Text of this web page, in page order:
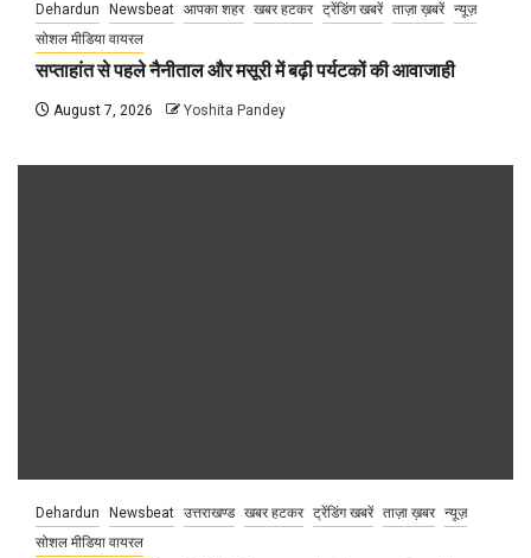
Dehardun Newsbeat आपका शहर खबर हटकर ट्रेंडिंग खबरें ताज़ा ख़बरें न्यूज़
सोशल मीडिया वायरल
सप्ताहांत से पहले नैनीताल और मसूरी में बढ़ी पर्यटकों की आवाजाही
August 7, 2026 Yoshita Pandey
Dehardun Newsbeat उत्तराखण्ड खबर हटकर ट्रेंडिंग खबरें ताज़ा ख़बर न्यूज़
सोशल मीडिया वायरल